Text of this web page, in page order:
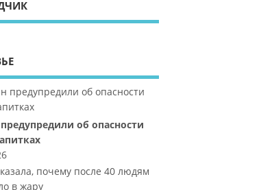
об опасности